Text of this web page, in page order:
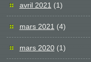
avril 2021 (1)
mars 2021 (4)
mars 2020(1)